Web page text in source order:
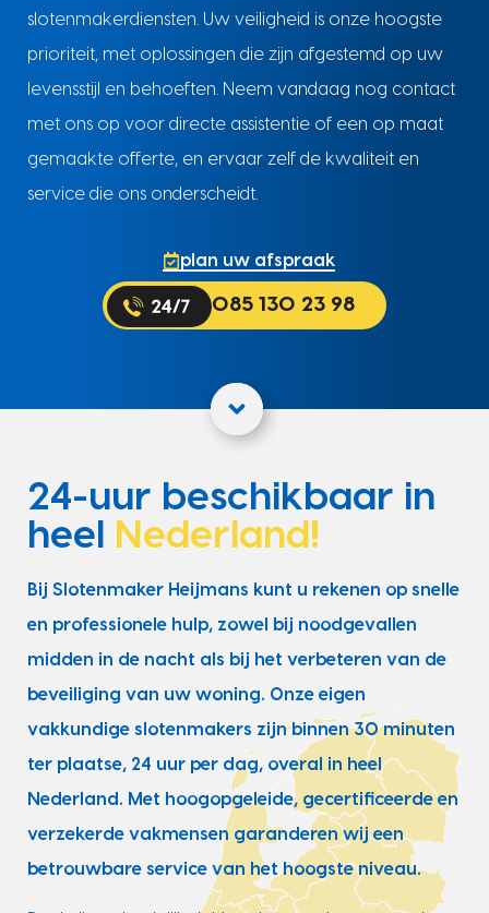
slotenmakerdiensten. Uw veiligheid is onze hoogste
prioriteit, met oplossingen die zijn afgestemd op uw
levensstijl en behoeften. Neem vandaag nog contact
met ons op voor directe assistentie of een op maat
gemaakte offerte, en ervaar zelf de kwaliteit en
service die ons onderscheidt.
plan uw afspraak
085 130 23 98
24-uur beschikbaar in
heel
Nederland!
Bij Slotenmaker Heijmans kunt u rekenen op snelle
en professionele hulp, zowel bij noodgevallen
midden in de nacht als bij het verbeteren van de
beveiliging van uw woning. Onze eigen
vakkundige slotenmakers zijn binnen 30 minuten
ter plaatse, 24 uur per dag, overal in heel
Nederland. Met hoogopgeleide, gecertificeerde en
verzekerde vakmensen garanderen wij een
betrouwbare service van het hoogste niveau.